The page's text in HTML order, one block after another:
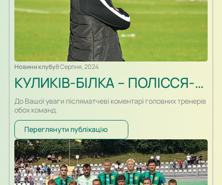
Новини клубу8 Серпня, 2024
КУЛИКІВ-БІЛКА – ПОЛІССЯ-2. ПІСЛЯМАТЧЕВІ КОМЕНТАРІ
До Вашої уваги післяматчеві коментарі головних тренерів
обох команд.
Переглянути публікацію